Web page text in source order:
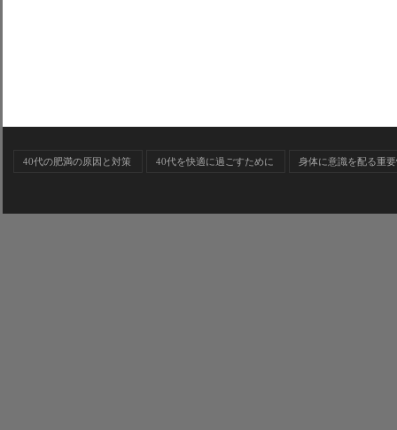
40代の肥満の原因と対策 40代を快適に過ごすために 身体に意識を配る重